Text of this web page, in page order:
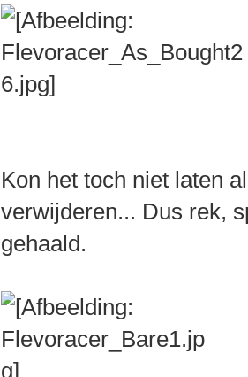
Kon het toch niet laten
verwijderen... Dus rek,
gehaald.